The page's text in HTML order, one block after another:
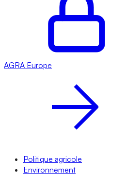
AGRA Europe
Politique agricole
Environnement